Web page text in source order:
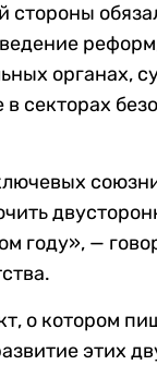
стороны
органах,
в секторах
году», —
о котором
этих